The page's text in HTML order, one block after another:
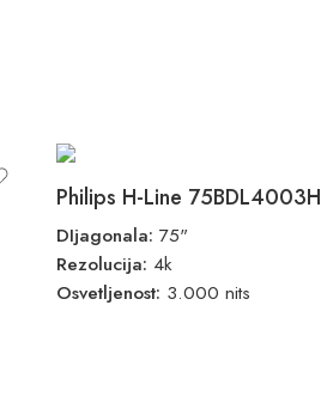
Philips H-Line 75BDL4003H
DIjagonala: 75"
Rezolucija: 4k
Osvetljenost: 3.000 nits